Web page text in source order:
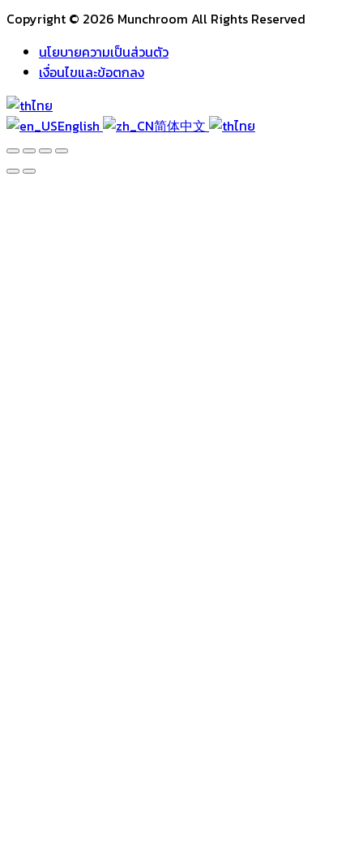
Copyright © 2026 Munchroom All Rights Reserved
นโยบายความเป็นส่วนตัว
เงื่อนไขและข้อตกลง
ไทย
English
简体中文 ไทย